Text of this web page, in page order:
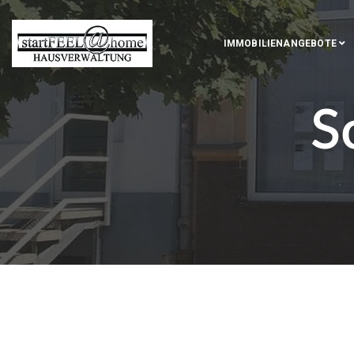
IMMOBILIENANGEBOTE